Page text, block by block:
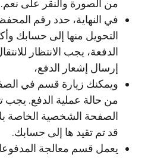
من الصورة والنقر على نعم.
في النهاية، حدد رقم
التحويل منها إلى حسابك
الدفعة، يجب الانتظار
إرسال إشعار الدفع،
ويمكنك زيارة قسم في
من حالة عملية الدفع. يجب
الصفحة الشخصية الخاصة
قد تم تقيد ها إلى حسابك.
يعمل قسم معالجة